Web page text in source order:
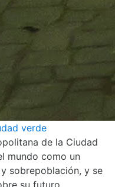
verde
de la Ciudad
mundo como un
sobrepoblación, y se
su futuro.